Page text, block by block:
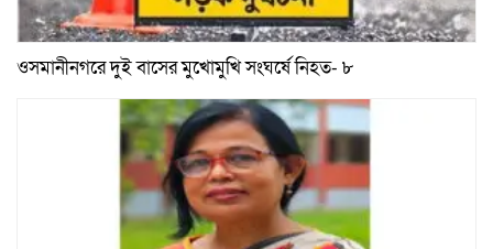
ওসমানীনগরে দুই বাসের মুখোমুখি সংঘর্ষে নিহত- ৮